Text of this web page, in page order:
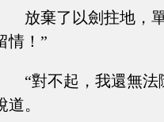
放棄了以劍拄地，
情！”
“對不起，我還無
道。